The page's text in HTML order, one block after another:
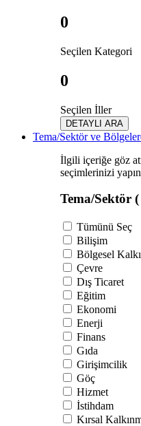
0
Seçilen Kategori
0
Seçilen İller
DETAYLI ARA
Tema/Sektör ve
İlgili içeriğe göz
seçimlerinizi
Tema/Sektör
Tümünü Seç
Bilişim
Bölgesel
Çevre
Dış Ticaret
Eğitim
Ekonomi
Enerji
Finans
Gıda
Girişimcilik
Göç
Hizmet
İstihdam
Kırsal